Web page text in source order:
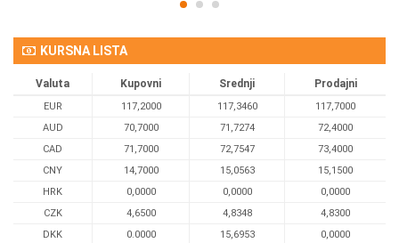
KURSNA LISTA
Valuta Kupovni Srednji Prodajni
EUR 117,2000 117,3460
117,7000
AUD
70,7000 71,7274
72,4000
CAD
71,7000 72,7547
73,4000
CNY
14,7000 15,0563
15,1500
HRK
0,0000 0,0000
0,0000
CZK
4,6500 4,8348
4,8300
DKK
0.0000 15,6953 0,0000